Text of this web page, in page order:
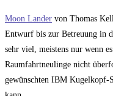
Moon Lander von Thomas
Entwurf bis zur Betreuung in
sehr viel, meistens nur wenn
Raumfahrtneulinge nicht
gewünschten IBM Kugelkopf-